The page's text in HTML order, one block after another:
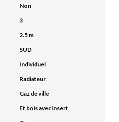
Non
3
2.5 m
SUD
Individuel
Radiateur
Gaz de ville
Et bois avec insert